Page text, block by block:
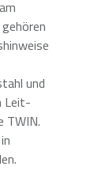
und
Leit-
TWIN.